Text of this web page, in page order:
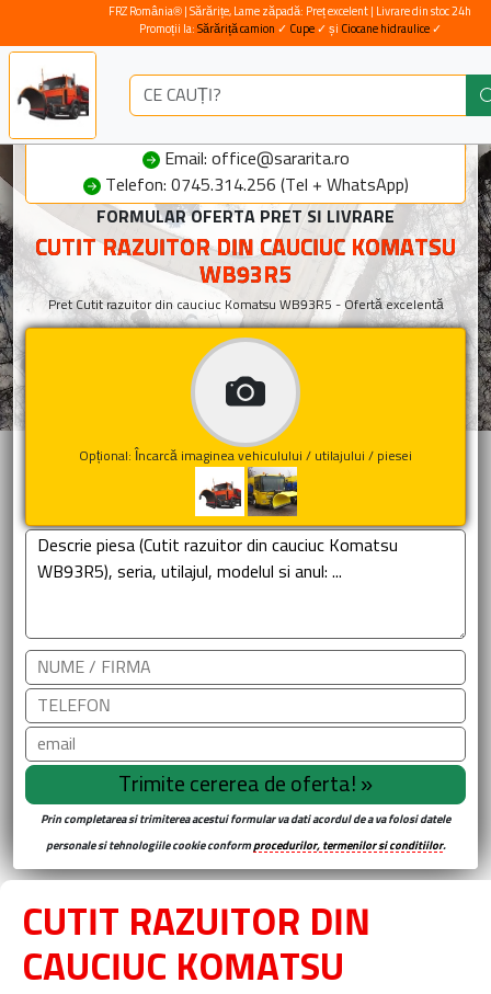
Email: office@sararita.ro
Telefon: 0745.314.256 (Tel + WhatsApp)
FORMULAR OFERTA PRET SI LIVRARE
CUTIT RAZUITOR DIN CAUCIUC KOMATSU
WB93R5
Pret Cutit razuitor din cauciuc Komatsu WB93R5 - Ofertă excelentă
Opțional: Încarcă imaginea vehiculului / utilajului / piesei
Prin completarea si trimiterea acestui formular va dati acordul de a va folosi datele
personale si tehnologiile cookie conformprocedurilor, termenilor si conditiilor.
CUTIT RAZUITOR DIN
CAUCIUC KOMATSU
FRZ România® | Sărărițe, Lame zăpadă: Preț excelent | Livrare din stoc 24h
Promoții la: Sărăriță camion ✓ Cupe ✓ și Ciocane hidraulice✓